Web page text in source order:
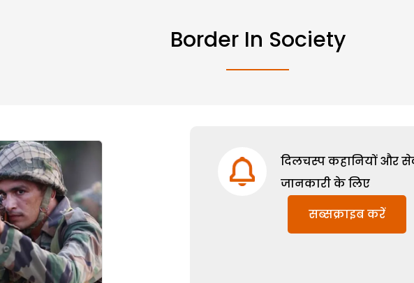
Border In Society
दिलचस्प कहानियों और
जानकारी के लिए
सब्सक्राइब करें